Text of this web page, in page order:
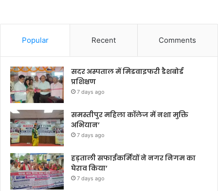
Popular Recent Comments
सदर अस्पताल में मिडवाइफरी डैशबोर्ड
प्रशिक्षण
7 days ago
समस्तीपुर महिला कॉलेज में नशा मुक्ति
अभियान’
7 days ago
हड़ताली सफाईकर्मियों ने नगर निगम का
घेराव किया’
7 days ago